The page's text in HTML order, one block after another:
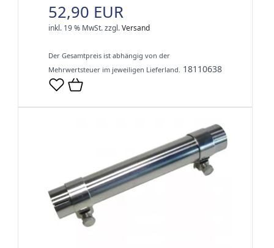
52,90 EUR
inkl. 19 % MwSt.zzgl.Versand
Der Gesamtpreis ist abhängig von der
Mehrwertsteuer im jeweiligen Lieferland. 18110638